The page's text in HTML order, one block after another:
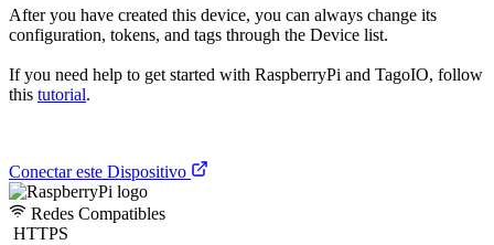
After you have created this device, you can always change its
configuration, tokens, and tags through the Device list.
If you need help to get started with RaspberryPi and TagoIO, follow
this tutorial.
Conectar este Dispositivo
Redes Compatibles
HTTPS